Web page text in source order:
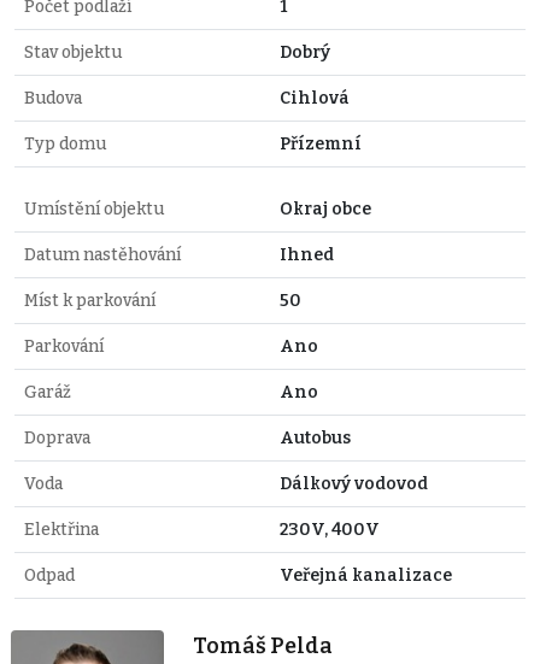
Počet podlaží 1
Stav objektu Dobrý
Budova Cihlová
Typ domu Přízemní
Umístění objektu Okraj obce
Datum nastěhování Ihned
Míst k parkování 50
Parkování Ano
Garáž Ano
Doprava Autobus
Voda Dálkový vodovod
Elektřina 230V, 400V
Odpad Veřejná kanalizace
Tomáš Pelda